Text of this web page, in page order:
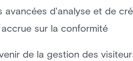
avancées d'analyse et de
sur la conformité
de la gestion des